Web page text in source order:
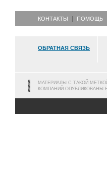
КОНТАКТЫ ПОМОЩЬ
ОБРАТНАЯ СВЯЗЬ
МАТЕРИАЛЫ С ТАКОЙ
КОМПАНИЙ ОПУБЛИКОВАНЫ